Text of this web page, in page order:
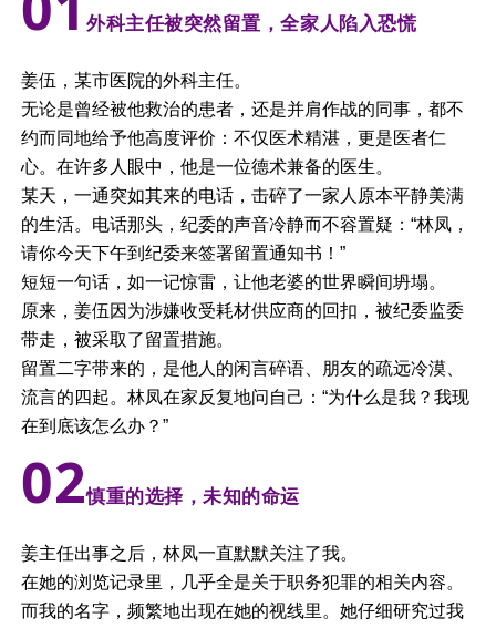
外科主任被突然留置，全家人陷入恐慌
姜伍，某市医院的外科主任。
无论是曾经被他救治的患者，还是并肩作战的同事，都不
约而同地给予他高度评价：不仅医术精湛，更是医者仁
心。在许多人眼中，他是一位德术兼备的医生。
某天，一通突如其来的电话，击碎了一家人原本平静美满
的生活。电话那头，纪委的声音冷静而不容置疑：“林凤，
请你今天下午到纪委来签署留置通知书！”
短短一句话，如一记惊雷，让他老婆的世界瞬间坍塌。
原来，姜伍因为涉嫌收受耗材供应商的回扣，被纪委监委
带走，被采取了留置措施。
留置二字带来的，是他人的闲言碎语、朋友的疏远冷漠、
流言的四起。林凤在家反复地问自己：“为什么是我？我现
在到底该怎么办？”
02慎重的选择，未知的命运
姜主任出事之后，林凤一直默默关注了我。
在她的浏览记录里，几乎全是关于职务犯罪的相关内容。
而我的名字，频繁地出现在她的视线里。她仔细研究过我